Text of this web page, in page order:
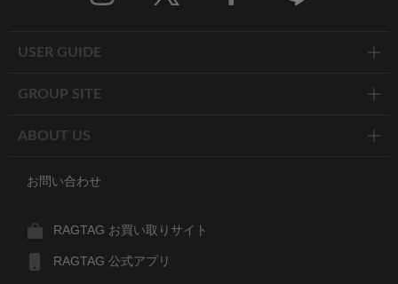
USER GUIDE
GROUP SITE
ABOUT US
お問い合わせ
RAGTAG お買い取りサイト
RAGTAG 公式アプリ